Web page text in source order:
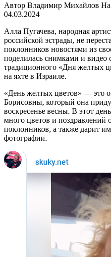
Автор Владимир Михайлов На
04.03.2024
Алла Пугачева, народная
российской эстрады, не
поклонников новостями из
поделилась снимками и видео
традиционного «Дня желтых
на яхте в Израиле.
«День желтых цветов» — это
Борисовны, который она
воскресенье весны. В этот
много цветов и поздравлений
поклонников, а также дарит
фотографии.